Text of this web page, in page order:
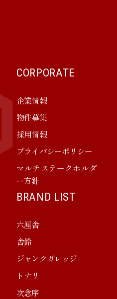
CORPORATE
企業情報
物件募集
採用情報
プライバシーポリシー
マルチステークホルダ
ー方針
BRAND LIST
六厘舎
舎鈴
ジャンクガレッジ
トナリ
次念序